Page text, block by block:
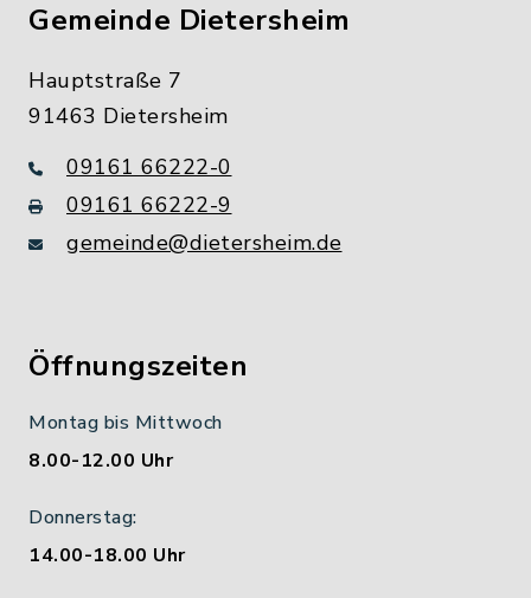
Gemeinde Dietersheim
Hauptstraße 7
91463 Dietersheim
09161 66222-0
09161 66222-9
gemeinde@dietersheim.de
Öffnungszeiten
Montag bis Mittwoch
8.00-12.00 Uhr
Donnerstag:
14.00-18.00 Uhr